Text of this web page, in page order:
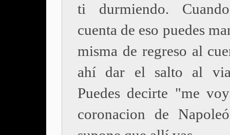
ti durmiendo.
cuenta de eso puedes
misma de regreso al
ahí dar el salto al
Puedes decirte "me
coronacion de